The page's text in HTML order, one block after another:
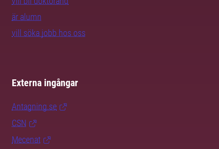
är alumn
vill söka jobb hos oss
Externa ingångar
Antagning.se
CSN
Mecenat